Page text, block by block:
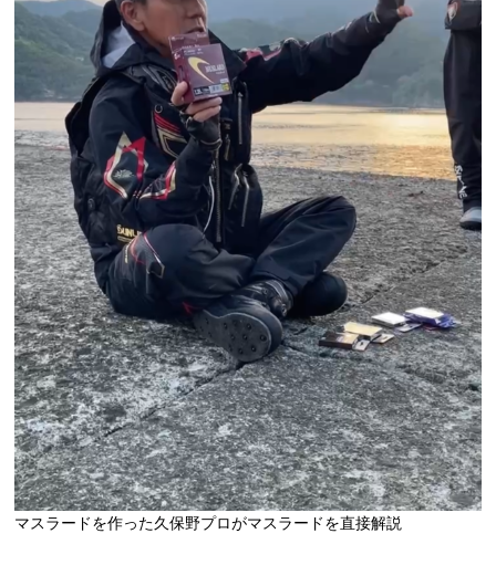
マスラードを作った久保野プロがマスラードを直接解説